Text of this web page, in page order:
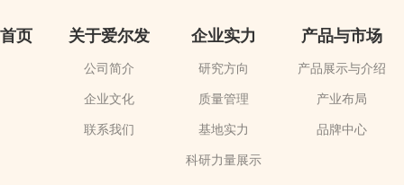
首页 关于爱尔发
公司简介
企业文化
联系我们
企业实力
研究方向
质量管理
基地实力
科研力量展示
产品与市场
产品展示与介绍
产业布局
品牌中心